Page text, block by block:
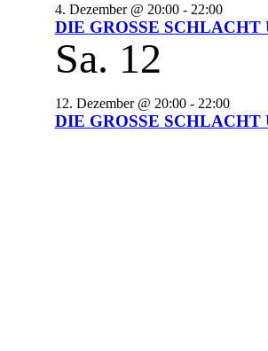
4. Dezember @ 20:00- 22:00
DIE GROSSE SCHLACHT
Sa. 12
12. Dezember @ 20:00- 22:00
DIE GROSSE SCHLACHT